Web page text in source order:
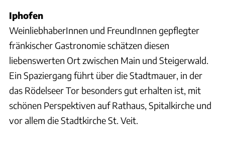
Iphofen
WeinliebhaberInnen und FreundInnen gepflegter
fränkischer Gastronomie schätzen diesen
liebenswerten Ort zwischen Main und Steigerwald.
Ein Spaziergang führt über die Stadtmauer, in der
das Rödelseer Tor besonders gut erhalten ist, mit
schönen Perspektiven auf Rathaus, Spitalkirche und
vor allem die Stadtkirche St. Veit.
Andreas Weise/factum, anna-lena/fotolia, Andreas Hub/Tourismusverband Fränkisches